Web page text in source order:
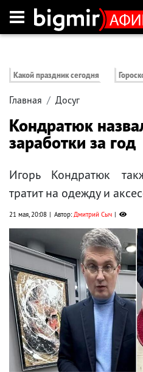
Какой праздник сегодня
Главная Досуг
Кондратюк
заработки за год
Игорь Кондратюк
тратит на одежду и
21 мая, 20:08 Автор:Дмитрий Сыч